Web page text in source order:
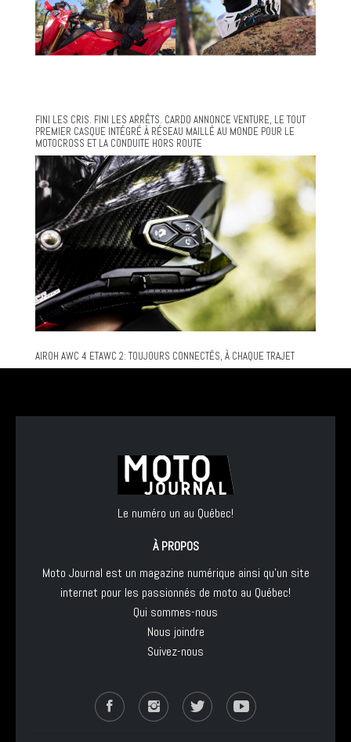
FINI LES CRIS. FINI LES ARRÊTS. CARDO ANNONCE VENTURE, LE TOUT
PREMIER CASQUE INTÉGRÉ À RÉSEAU MAILLÉ AU MONDE POUR LE
MOTOCROSS ET LA CONDUITE HORS ROUTE
AIROH AWC 4 ETAWC 2: TOUJOURS CONNECTÉS, À CHAQUE TRAJET
Le numéro un au Québec!
À PROPOS
Moto Journal est un magazine numérique ainsi qu'un site
internet pour les passionnés de moto au Québec!
Qui sommes-nous
Nous joindre
Suivez-nous